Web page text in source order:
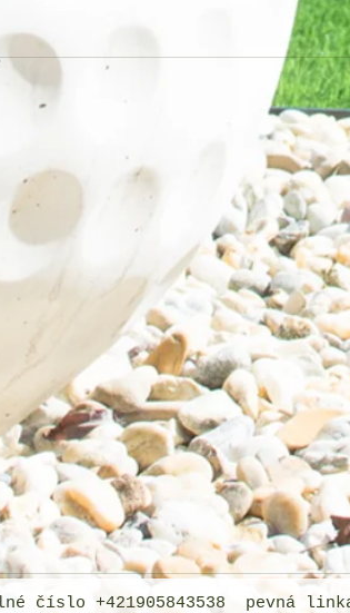
číslo +421905843538 pevná